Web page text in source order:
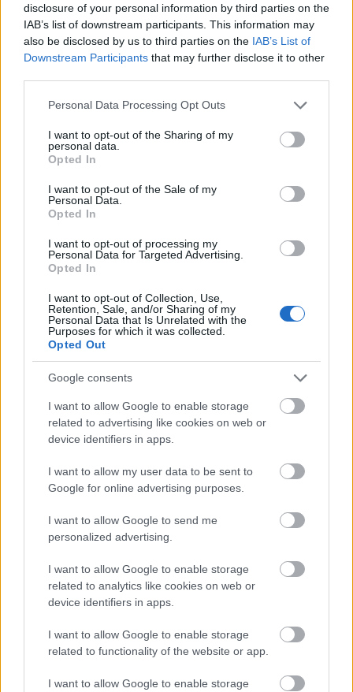
disclosure of your personal information by third parties on the
IAB’s list of downstream participants. This information may
also be disclosed by us to third parties on the IAB’s List of
Downstream Participants that may further disclose it to other
Please note that this website/app uses one or more Google
not limited to your visit or usage behaviour. You may click to
grant or deny consent to Google and its third-party tags to
use your data for below specified purposes in below Google
consent section.
Personal Data Processing Opt Outs
I want to opt-out of the Sharing of my
personal data.
Opted In
I want to opt-out of the Sale of my
Personal Data.
Opted In
I want to opt-out of processing my
Personal Data for Targeted Advertising.
Opted In
I want to opt-out of Collection, Use,
Retention, Sale, and/or Sharing of my
Personal Data that Is Unrelated with the
Purposes for which it was collected.
Opted Out
Google consents
I want to allow Google to enable storage
related to advertising like cookies on web or
device identifiers in apps.
I want to allow my user data to be sent to
Google for online advertising purposes.
I want to allow Google to send me
personalized advertising.
I want to allow Google to enable storage
related to analytics like cookies on web or
device identifiers in apps.
I want to allow Google to enable storage
related to functionality of the website or app.
I want to allow Google to enable storage
Kamera elé először aVörös rekviemben állt még
főiskolás korában; attól kezdve előfordult, hogy
évente több filmben is játszott. Megkeresték külföldi
rendezők is, játszott a
Zöld madár
Forró őszcímű osztrák filmben. Csaknem egy évet
töltött az Egyesült Államokban, ahova eredetileg
filmjének bemutatójára érkezett, amelynek
főszerepét játszotta.
Andorai Péter aSimon mágus
Amerikai tartózkodása idején műszaki rajzolóként
dolgozott, és részt vett egy New York-i magániskola
megkereste, hazajött. Az elmúlt évtizedekben több
tucat játékfilm és mintegy félszáz tévéprodukció
ezredes,Csók, Anyu!,Hajnali háztetők,Eldorádó,A
legényanya, Gyerekgyilkosságok,Csinibaba
Roncsfilm,A napfény íze
A Nap utcai fiúk) fő- és
mellékszereplője volt.
A magyar-francia koprodukciós, Enyedi Ildikó által